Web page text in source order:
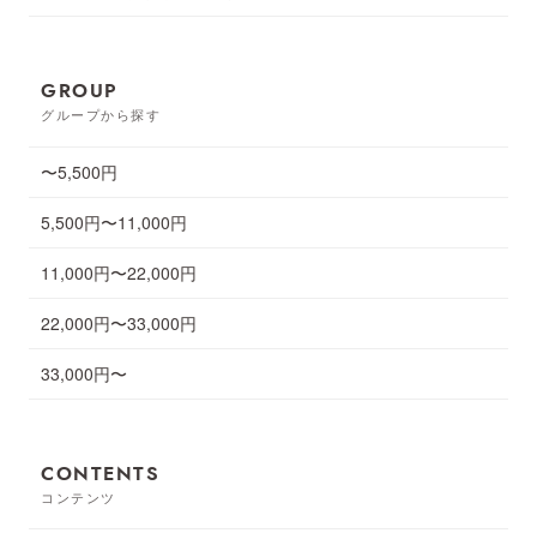
GROUP
グループから探す
〜5,500円
5,500円〜11,000円
11,000円〜22,000円
22,000円〜33,000円
33,000円〜
CONTENTS
コンテンツ